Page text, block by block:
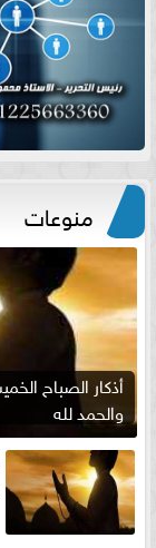
منوعات
والحمد لله